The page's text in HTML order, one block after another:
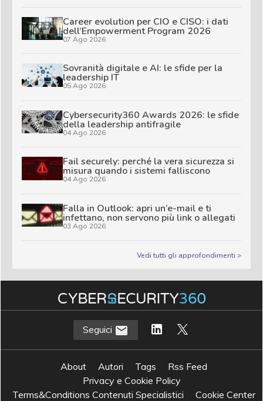
Career evolution per CIO e CISO: i dati
dell’Empowerment Program 2026
07 Ago 2026
Sovranità digitale e AI: le sfide per la
leadership IT
05 Ago 2026
Cybersecurity360 Awards 2026: le sfide
della leadership antifragile
04 Ago 2026
Fail securely: perché la vera sicurezza si
misura quando i sistemi falliscono
04 Ago 2026
Falla in Outlook: apri un’e-mail e ti
infettano, non servono più link o allegati
03 Ago 2026
Vedi tutti gli approfondimenti >
Seguici
About Autori Tags
Rss Feed
Privacy e Cookie Policy
Terms&Conditions Contenuti Specialistici
Cookie Center